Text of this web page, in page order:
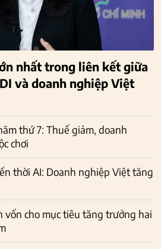
nhất trong liên kết giữa
và doanh nghiệp Việt
thứ 7: Thuế giảm, doanh
chơi
thời AI: Doanh nghiệp Việt tăng
vốn cho mục tiêu tăng trưởng hai